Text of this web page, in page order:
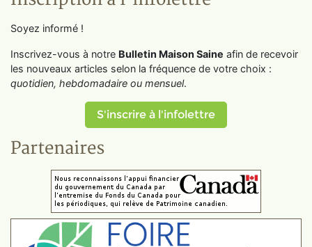
Soyez informé !
Inscrivez-vous à notre Bulletin Maison Saine afin de recevoir
les nouveaux articles selon la fréquence de votre choix :
quotidien, hebdomadaire ou mensuel.
S'inscrire à l'infolettre
Partenaires